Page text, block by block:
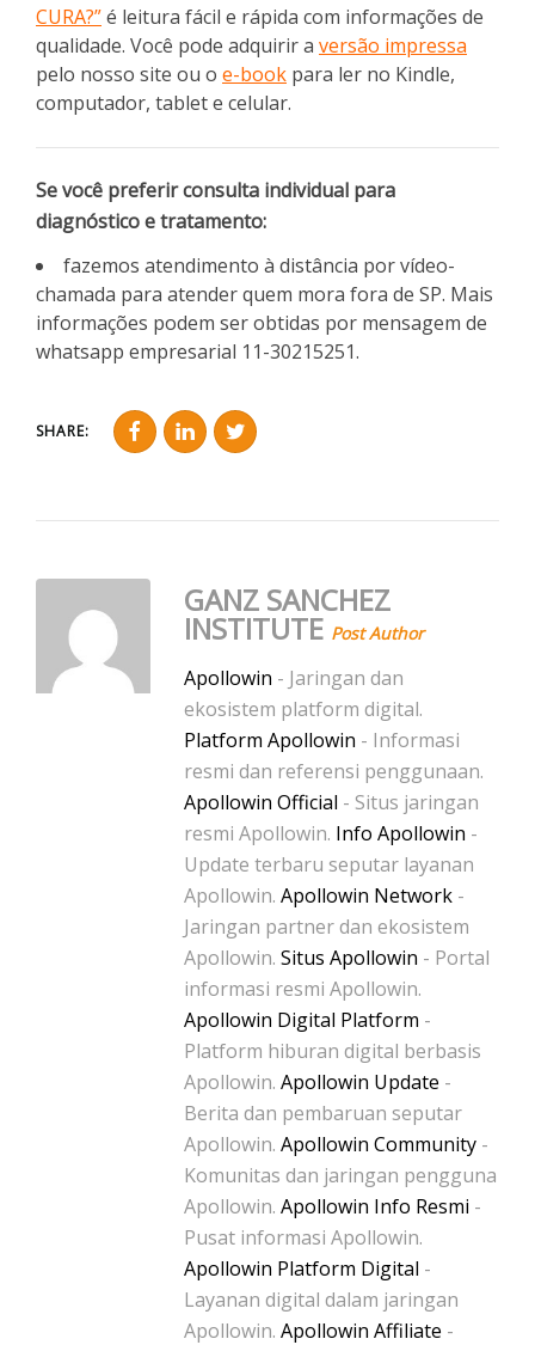
CURA?”é leitura fácil e rápida com informações de
qualidade. Você pode adquirir a versão impressa
pelo nosso site ou o e-book para ler no Kindle,
computador, tablet e celular.
Se você preferir consulta individual para
diagnóstico e tratamento:
fazemos atendimento à distância por vídeo-
chamada para atender quem mora fora de SP. Mais
informações podem ser obtidas por mensagem de
whatsapp empresarial 11-30215251.
SHARE:
GANZ SANCHEZ
INSTITUTE Post Author
Apollowin - Jaringan dan
ekosistem platform digital.
Platform Apollowin - Informasi
resmi dan referensi penggunaan.
Apollowin Official - Situs jaringan
resmi Apollowin. Info Apollowin -
Update terbaru seputar layanan
Apollowin. Apollowin Network -
Jaringan partner dan ekosistem
Apollowin. Situs Apollowin - Portal
informasi resmi Apollowin.
Apollowin Digital Platform -
Platform hiburan digital berbasis
Apollowin. Apollowin Update -
Berita dan pembaruan seputar
Apollowin. Apollowin Community -
Komunitas dan jaringan pengguna
Apollowin. Apollowin Info Resmi -
Pusat informasi Apollowin.
Apollowin Platform Digital -
Layanan digital dalam jaringan
Apollowin. Apollowin Affiliate -